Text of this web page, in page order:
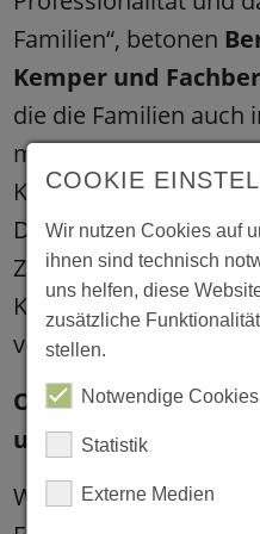
Familien“, betonen
Kemper und
die die Familien auch
mit Beratung,
Krisenmanagement
Denn vor allem in
Zeiten bieten
Kindern und
verlässliche Betreuung.
Outlaw sucht
und Jugendliche in
Wir möchten die
COOKIE
Wir nutzen Cookies auf
ihnen sind technisch
uns helfen, diese
zusätzliche
stellen.
Notwendige Cookies
Statistik
Externe Medien